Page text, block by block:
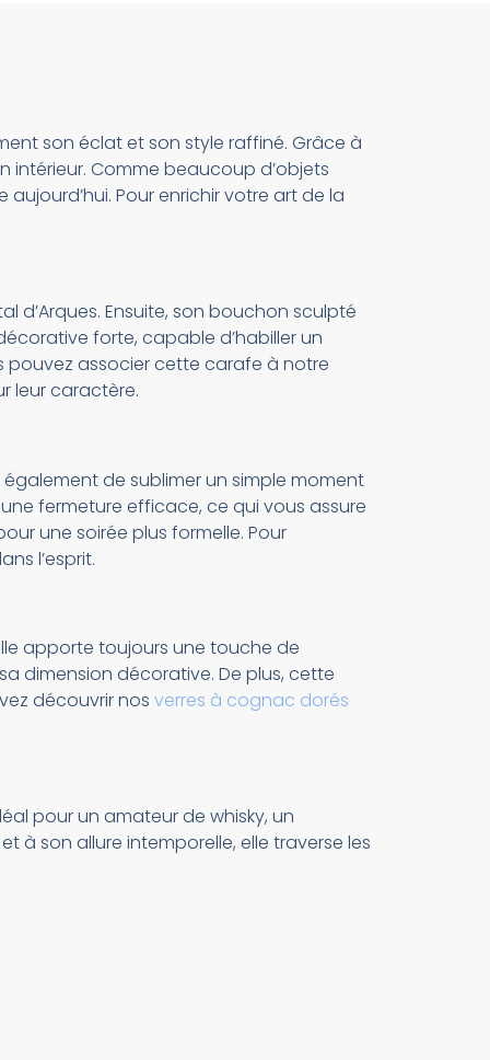
son éclat et son style raffiné. Grâce à
intérieur. Comme beaucoup d’objets
Pour enrichir votre art de la
d’Arques. Ensuite, son bouchon sculpté
forte, capable d’habiller un
pouvez associer cette carafe à notre
leur caractère.
de sublimer un simple moment
fermeture efficace, ce qui vous assure
une soirée plus formelle. Pour
l’esprit.
apporte toujours une touche de
dimension décorative. De plus, cette
découvrir nos verres à cognac dorés
pour un amateur de whisky, un
à son allure intemporelle, elle traverse les